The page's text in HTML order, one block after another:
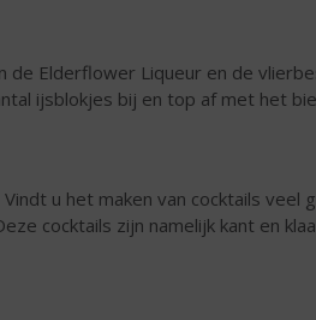
de Elderflower Liqueur en de
ijsblokjes bij en top af met het
u het maken van cocktails
cocktails zijn namelijk kant en